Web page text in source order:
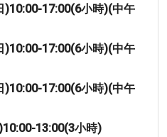
17:00(6小時)(中午
17:00(6小時)(中午
)10:00-17:00(6小時)(中午
13:00(3小時)